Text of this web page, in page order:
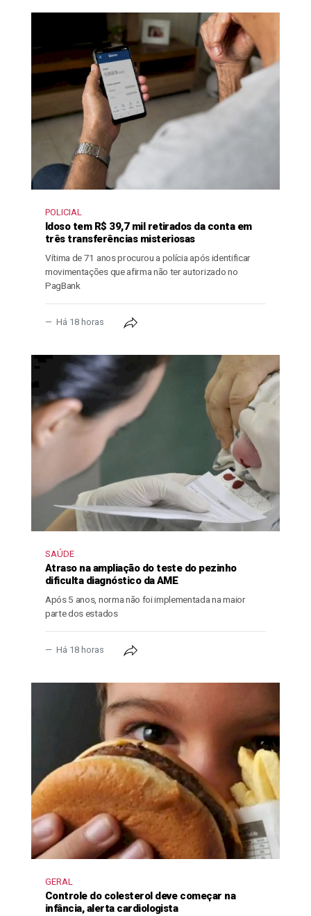
POLICIAL
Idoso tem R$ 39,7 mil retirados da conta em
três transferências misteriosas
Vítima de 71 anos procurou a polícia após identificar
movimentações que afirma não ter autorizado no
PagBank
Há 18 horas
SAÚDE
Atraso na ampliação do teste do pezinho
dificulta diagnóstico da AME
Após 5 anos, norma não foi implementada na maior
parte dos estados
Há 18 horas
GERAL
Controle do colesterol deve começar na
infância, alerta cardiologista